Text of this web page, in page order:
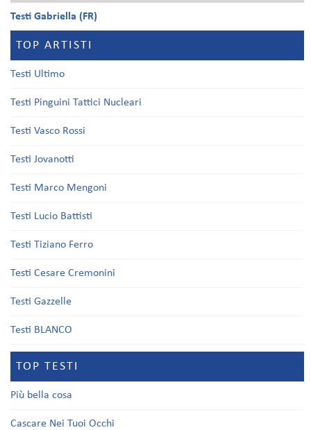
Testi Gabriella (FR)
TOP ARTISTI
Testi Ultimo
Testi Pinguini Tattici Nucleari
Testi Vasco Rossi
Testi Jovanotti
Testi Marco Mengoni
Testi Lucio Battisti
Testi Tiziano Ferro
Testi Cesare Cremonini
Testi Gazzelle
Testi BLANCO
TOP TESTI
Più bella cosa
Cascare Nei Tuoi Occhi